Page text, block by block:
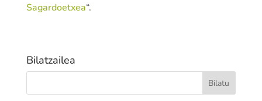
Sagardoetxea“.
Bilatzailea